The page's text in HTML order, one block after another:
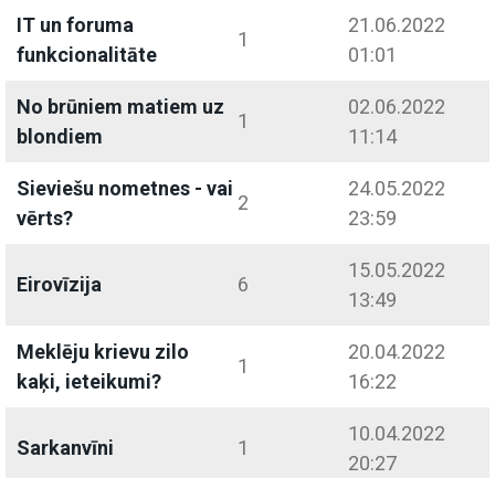
IT un foruma
funkcionalitāte
1
21.06.2022
01:01
No brūniem matiem uz
blondiem
1
02.06.2022
11:14
Sieviešu nometnes - vai
vērts?
2
24.05.2022
23:59
Eirovīzija 6
15.05.2022
13:49
Meklēju krievu zilo
kaķi, ieteikumi?
1
20.04.2022
16:22
Sarkanvīni 1
10.04.2022
20:27